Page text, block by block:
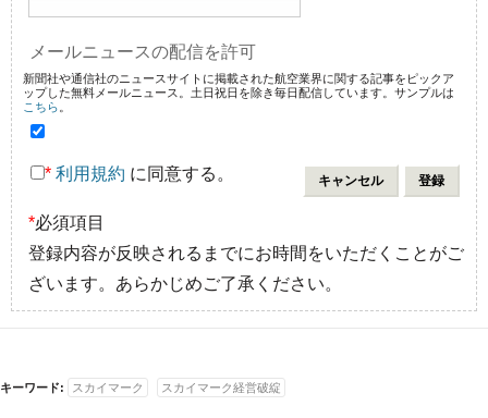
メールニュースの配信を許可
新聞社や通信社のニュースサイトに掲載された航空業界に関する記事をピックア
ップした無料メールニュース。土日祝日を除き毎日配信しています。サンプルは
こちら
* 利用規約 に同意する。
*必須項目
登録内容が反映されるまでにお時間をいただくことがご
ざいます。あらかじめご了承ください。
キーワード: スカイマーク スカイマーク経営破綻